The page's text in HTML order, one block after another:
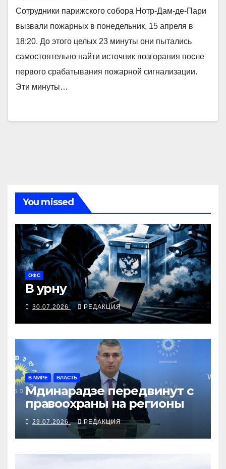
Сотрудники парижского собора Нотр-Дам-де-Пари
вызвали пожарных в понедельник, 15 апреля в
18:20. До этого целых 23 минуты они пытались
самостоятельно найти источник возгорания после
первого срабатывания пожарной сигнализации.
Эти минуты…
You missed
ОФС
В урну
30.07.2026 РЕДАКЦИЯ
В МИРЕ ВЛАСТЬ
Мдинарадзе передвинут с
правоохраны на регионы
29.07.2026 РЕДАКЦИЯ